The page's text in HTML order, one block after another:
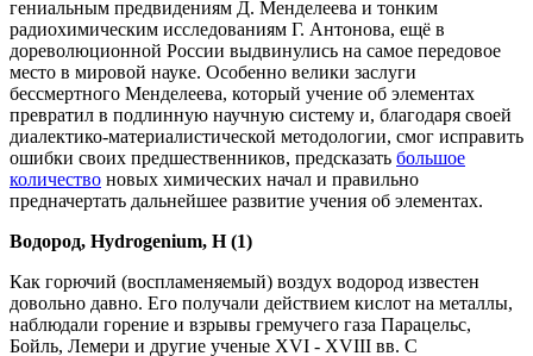
Резерфордом в Манчестере. Правила сдвига при альфа и бета-
распаде в значительной степени выводились с
использованием тонких экспериментальных данных
Антонова. В 1911 -1913 гг. Антонов опубликовал очень
важные работы, в которых сообщалось об открытии им
нового радиоактивного элемента урана-игрек. Когда
радиоактивные элементы были размещены в последнем
десятом ряде периодической системы, UY Антонова, как
элемент, имеющий заряд ядра 90, попал в одну клетку с
торием. Сводку своих ценныхэкспериментальных
степеньмагистра химии. Позже Антонов переключился на
Таким образом, при изучении одной из основных проблем
химической науки - вопроса о выявлении элементарных начал
- русские химики, благодаря выдающимся аналитическим